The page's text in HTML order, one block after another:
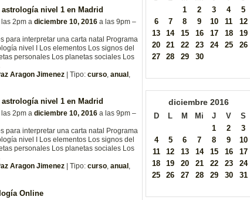
nivel 1 en Madrid
2pm a diciembre 10, 2016 a las 9pm –
para interpretar una carta natal Programa
nivel I Los elementos Los signos del
personales Los planetas sociales Los
Aragon Jimenez | Tipo: curso anual
nivel 1 en Madrid
las 2pm a diciembre 10, 2016 a las 9pm –
para interpretar una carta natal Programa
nivel I Los elementos Los signos del
personales Los planetas sociales Los
Aragon Jimenez | Tipo: curso, anual ,
Online
1
2 3 4
5
6
7 8 9 10 11
12
13
14 15 16 17 18
19
20
21 22 23 24 25
26
27
28 29 30
diciembre 2016
D L M Mi J V
S
1
2
3
4
5 6 7 8 9
10
11
12 13 14 15 16
17
18
19 20 21 22 23
24
25
26 27 28 29 30 31